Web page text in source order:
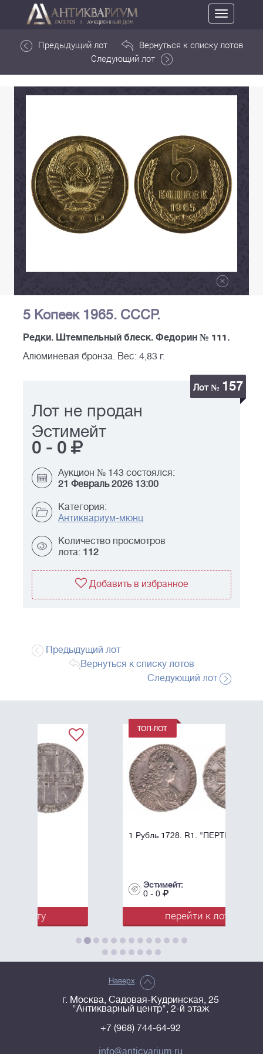
Toggle
navigation
Предыдущий лот
Вернуться к списку лотов
Следующий лот
5 Копеек 1965. СССР.
Редки. Штемпельный блеск. Федорин № 111.
Алюминевая бронза. Вес: 4,83 г.
Лот № 157
Лот не продан
Эстимейт
0 - 0
Аукцион № 143 состоялся:
21 Февраль 2026 13:00
Категория:
Антиквариум-мюнц
Количество просмотров
лота: 112
Добавить в избранное
Предыдущий лот
Вернуться к списку лотов
Следующий лот
1 Рубль 1728. R1. "ПЕРТЬ".
перейти к лоту
Наверх
г. Москва, Садовая-Кудринская, 25
"Антикварный центр", 2-й этаж
+7 (968) 744-64-92
info@anticvarium.ru